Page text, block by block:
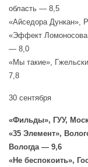
область — 8,5
«Айседора Дункан»,
«Эффект
— 8,0
«Мы такие»,
7,8
30 сентября
«Фильды», ГУУ,
«35 Элемент»,
Вологда — 9,6
«Не беспокоить»,